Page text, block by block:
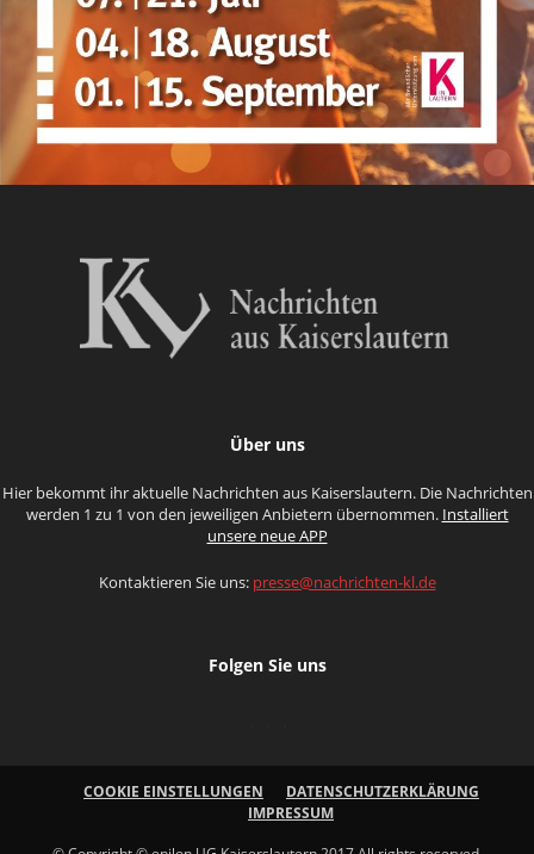
Über uns
Hier bekommt ihr aktuelle Nachrichten aus Kaiserslautern. Die Nachrichten
werden 1 zu 1 von den jeweiligen Anbietern übernommen. Installiert
unsere neue APP
Kontaktieren Sie uns: presse@nachrichten-kl.de
Folgen Sie uns
COOKIE EINSTELLUNGEN
DATENSCHUTZERKLÄRUNG
IMPRESSUM